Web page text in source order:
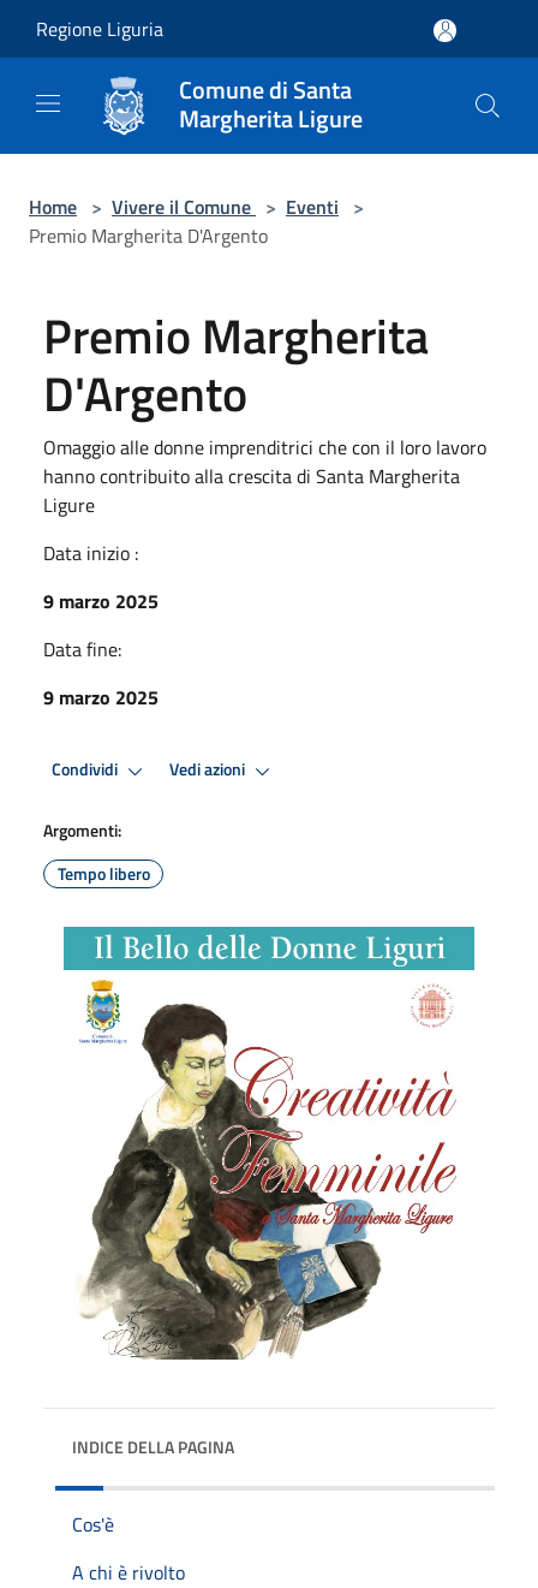
Regione Liguria
Comune di Santa
Margherita Ligure
Home > Vivere il Comune > Eventi >
Premio Margherita D'Argento
Premio Margherita
D'Argento
Omaggio alle donne imprenditrici che con il loro lavoro
hanno contribuito alla crescita di Santa Margherita
Ligure
Data inizio :
9 marzo 2025
Data fine:
9 marzo 2025
Condividi Vedi azioni
Argomenti:
Tempo libero
INDICE DELLA PAGINA
Cos'è
A chi è rivolto